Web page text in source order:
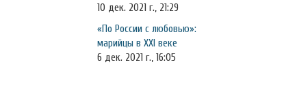
10 дек. 2021 г., 21:29
«По России с любовью»:
марийцы в XXI веке
6 дек. 2021 г., 16:05